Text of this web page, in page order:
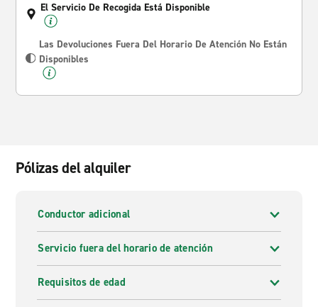
El Servicio De Recogida Está Disponible
Las Devoluciones Fuera Del Horario De Atención No Están
Disponibles
Pólizas del alquiler
Conductor adicional
Servicio fuera del horario de atención
Requisitos de edad